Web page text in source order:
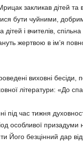
закликав дітей та
бути чуйними,
і вчителів,
жертвою в ім’я
виховні бесіди,
літератури: «До
час тижня
особливої призадуми
Його безцінний дар